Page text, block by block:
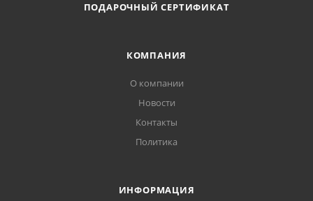
ПОДАРОЧНЫЙ СЕРТИФИКАТ
КОМПАНИЯ
О компании
Новости
Контакты
Политика
ИНФОРМАЦИЯ